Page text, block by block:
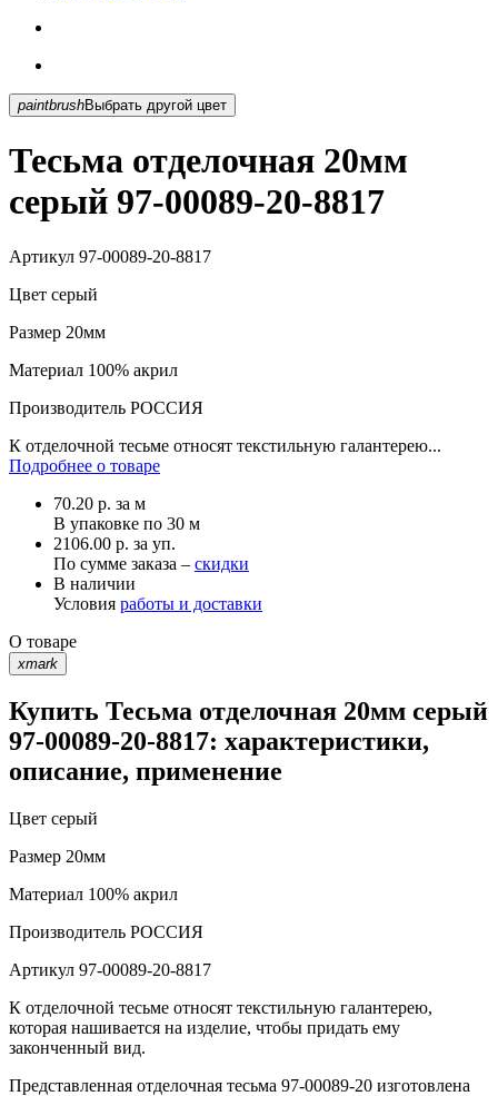
paintbrush Выбрать другой цвет
Тесьма отделочная 20мм
серый 97-00089-20-8817
Артикул 97-00089-20-8817
Цвет серый
Размер 20мм
Материал 100% акрил
Производитель РОССИЯ
К отделочной тесьме относят текстильную галантерею...
Подробнее о товаре
70.20 р. за м
В упаковке по 30 м
2106.00 р. за уп.
По сумме заказа – скидки
В наличии
Условия работы и доставки
О товаре
xmark
Купить Тесьма отделочная 20мм серый
97-00089-20-8817: характеристики,
описание, применение
Цвет серый
Размер 20мм
Материал 100% акрил
Производитель РОССИЯ
Артикул 97-00089-20-8817
К отделочной тесьме относят текстильную галантерею,
которая нашивается на изделие, чтобы придать ему
законченный вид.
Представленная отделочная тесьма 97-00089-20 изготовлена